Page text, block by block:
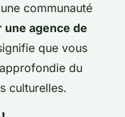
communauté
une agence de
que vous
du
culturelles.